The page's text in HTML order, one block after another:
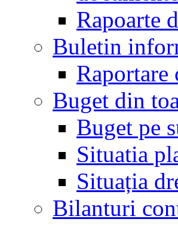
Rapoarte
Buletin
Raportare
Buget din
Buget pe
Situatia
Situația
Bilanturi